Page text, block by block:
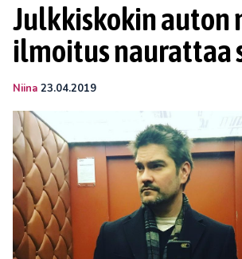
Julkkiskokin auton
ilmoitus naurattaa
Niina 23.04.2019